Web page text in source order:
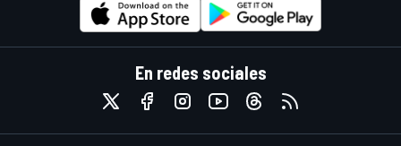
En redes sociales